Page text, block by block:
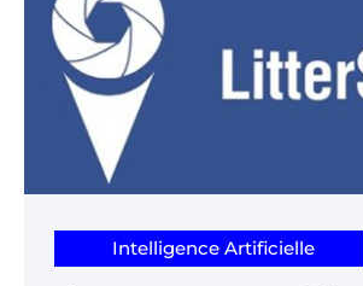
Intelligence Artificielle